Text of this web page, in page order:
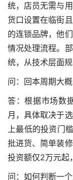
统，店员无需与
货口设置在临街
的连锁品牌，他
情况处理流程。
统，从技术层面
问：回本周期大
答：根据市场数
月，具体取决于
上最低的投资门
批进货、简单装
投资额仅2万元起
问：如何判断一